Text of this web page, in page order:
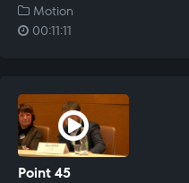
Motion
00:11:11
Point 45